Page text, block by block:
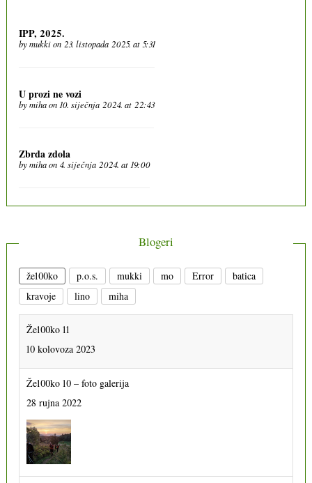
IPP, 2025.
bymukkion 23. listopada 2025. at 5:31
U prozi ne vozi
bymihaon 10. siječnja 2024. at 22:43
Zbrda zdola
bymihaon 4. siječnja 2024. at 19:00
Blogeri
že100ko p.o.s. mukki mo Error
batica
kravoje
lino miha
Že100ko 11
10 kolovoza 2023
Že100ko 10 – foto galerija
28 rujna 2022